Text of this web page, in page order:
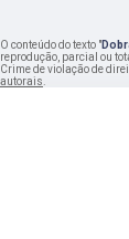
O conteúdo do texto "
reprodução, parcial ou
Crime de violação de
autorais.